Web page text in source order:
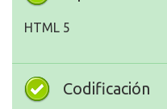
HTML 5
Codificación